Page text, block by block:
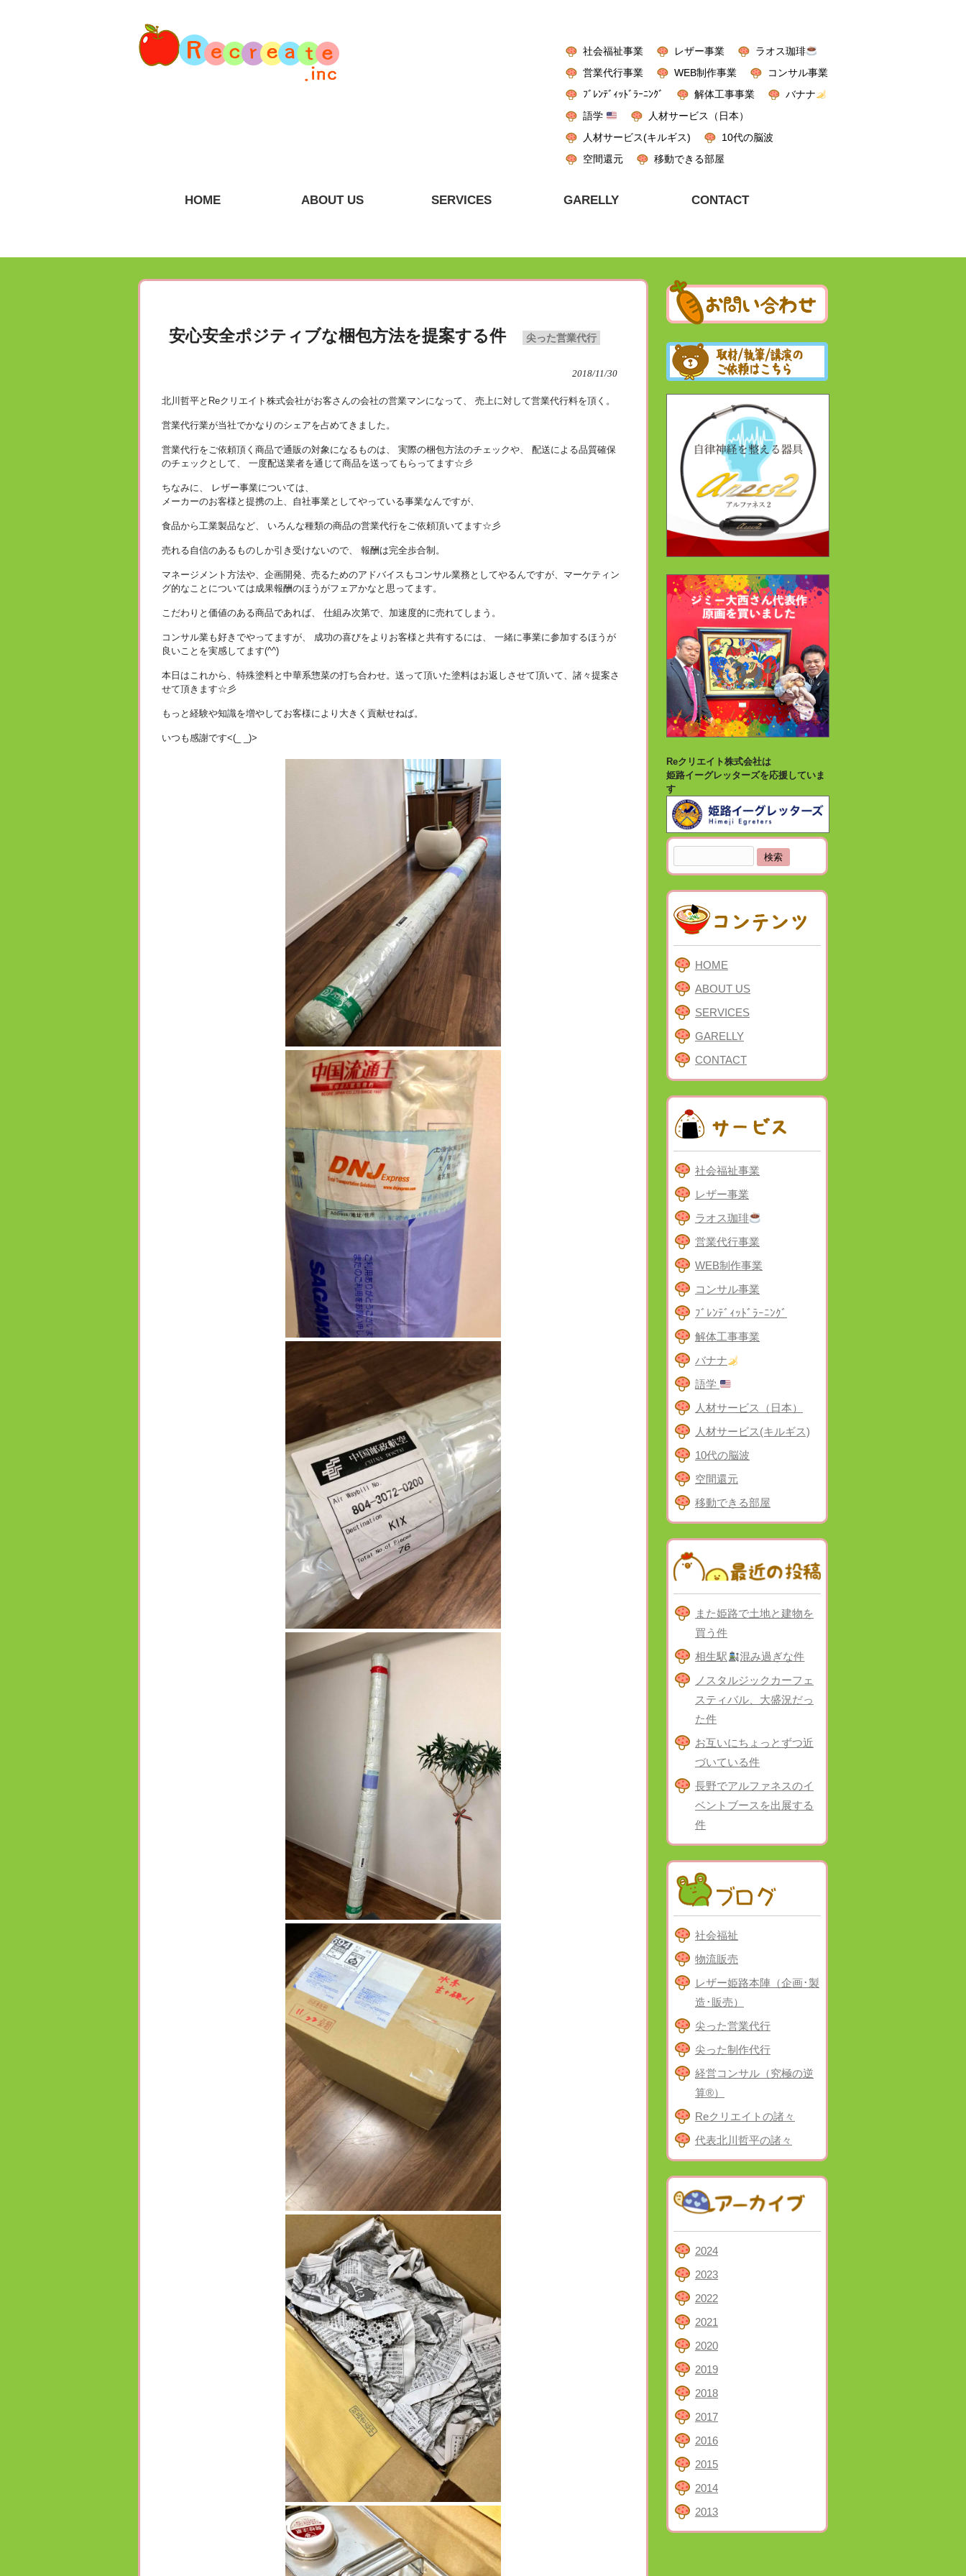
社会福祉事業 レザー事業
ラオス珈琲
営業代行事業
WEB制作事業
コンサル事業
ﾌﾞﾚﾝﾃﾞｨｯﾄﾞﾗｰﾆﾝｸﾞ
解体工事事業
バナナ
語学
人材サービス（日本）
人材サービス(キルギス)
10代の脳波
空間還元
移動できる部屋
HOME ABOUT US SERVICES GARELLY CONTACT
安心安全ポジティブな梱包方法を提案する件 尖った営業代行
2018/11/30
北川哲平とReクリエイト株式会社がお客さんの会社の営業マンになって、 売上に対して営業代行料を頂く。
営業代行業が当社でかなりのシェアを占めてきました。
営業代行をご依頼頂く商品で通販の対象になるものは、 実際の梱包方法のチェックや、 配送による品質確保
のチェックとして、 一度配送業者を通じて商品を送ってもらってます☆彡
ちなみに、 レザー事業については、
メーカーのお客様と提携の上、自社事業としてやっている事業なんですが、
食品から工業製品など、 いろんな種類の商品の営業代行をご依頼頂いてます☆彡
売れる自信のあるものしか引き受けないので、 報酬は完全歩合制。
マネージメント方法や、企画開発、売るためのアドバイスもコンサル業務としてやるんですが、マーケティン
グ的なことについては成果報酬のほうがフェアかなと思ってます。
こだわりと価値のある商品であれば、 仕組み次第で、加速度的に売れてしまう。
コンサル業も好きでやってますが、 成功の喜びをよりお客様と共有するには、 一緒に事業に参加するほうが
良いことを実感してます(^^)
本日はこれから、特殊塗料と中華系惣菜の打ち合わせ。送って頂いた塗料はお返しさせて頂いて、諸々提案さ
せて頂きます☆彡
もっと経験や知識を増やしてお客様により大きく貢献せねば。
いつも感謝です<(_ _)>
Reクリエイト株式会社は
姫路イーグレッターズを応援していま
す
索:
HOME
ABOUT US
SERVICES
GARELLY
CONTACT
社会福祉事業
レザー事業
ラオス珈琲
営業代行事業
WEB制作事業
コンサル事業
ﾌﾞﾚﾝﾃﾞｨｯﾄﾞﾗｰﾆﾝｸﾞ
解体工事事業
バナナ
語学
人材サービス（日本）
人材サービス(キルギス)
10代の脳波
空間還元
移動できる部屋
また姫路で土地と建物を
買う件
相生駅
混み過ぎな件
ノスタルジックカーフェ
スティバル、大盛況だっ
た件
お互いにちょっとずつ近
づいている件
長野でアルファネスのイ
ベントブースを出展する
件
社会福祉
物流販売
レザー姫路本陣（企画･製
造･販売）
尖った営業代行
尖った制作代行
経営コンサル（究極の逆
算®）
Reクリエイトの諸々
代表北川哲平の諸々
2024
2023
2022
2021
2020
2019
2018
2017
2016
2015
2014
2013